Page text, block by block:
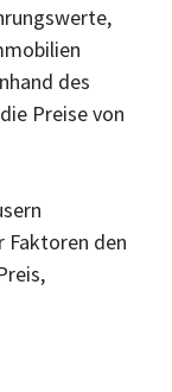
des
Preise von
Faktoren den